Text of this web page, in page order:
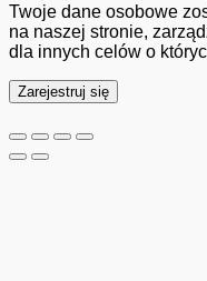
Twoje dane osobowe
na naszej stronie,
dla innych celów o
Zarejestruj się